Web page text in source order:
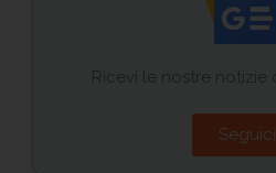
Seguici